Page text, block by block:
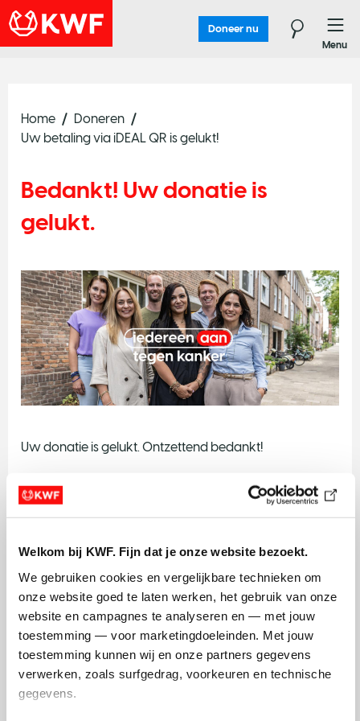
Welkom bij KWF. Fijn dat je onze website bezoekt.
We gebruiken cookies en vergelijkbare technieken om
onze website goed te laten werken, het gebruik van onze
website en campagnes te analyseren en — met jouw
toestemming — voor marketingdoeleinden. Met jouw
toestemming kunnen wij en onze partners gegevens
verwerken, zoals surfgedrag, voorkeuren en technische
gegevens.
Doneer nu
Menu
Home
Doneren
Uw betaling via iDEAL QR is gelukt!
Bedankt! Uw donatie is
gelukt.
Uw donatie is gelukt. Ontzettend bedankt!
baanbrekend onderzoek, preventie en de beste zorg
voor mensen die geraakt worden door kanker.
Blijf op de hoogte
Op de hoogte blijven van KWF? Meld u aan voor de
nieuwsbrief en ontvang updates over onderzoek,
doorbraken en acties.